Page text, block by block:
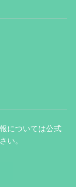
については公式
い。